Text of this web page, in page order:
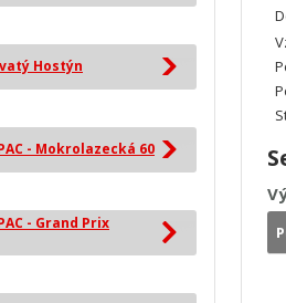
Hostýn
- Mokrolazecká 60
- Grand Prix